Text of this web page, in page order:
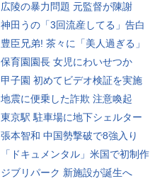
広陵の暴力問題 元監督が陳謝
神田うの「3回流産してる」告白
豊臣兄弟! 茶々に「美人過ぎる」
保育園園長 女児にわいせつか
甲子園 初めてビデオ検証を実施
地震に便乗した詐欺 注意喚起
東京駅 駐車場に地下シェルター
張本智和 中国勢撃破で8強入り
「ドキュメンタル」米国で初制作
ジブリパーク 新施設が誕生へ